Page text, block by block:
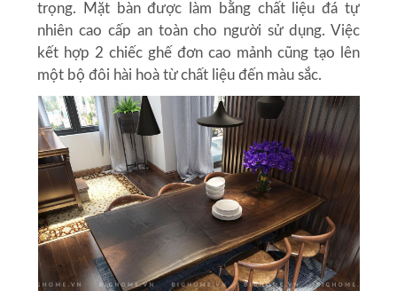
trọng. Mặt bàn được làm bằng chất liệu đá tự
nhiên cao cấp an toàn cho người sử dụng. Việc
kết hợp 2 chiếc ghế đơn cao mảnh cũng tạo lên
một bộ đôi hài hoà từ chất liệu đến màu sắc.